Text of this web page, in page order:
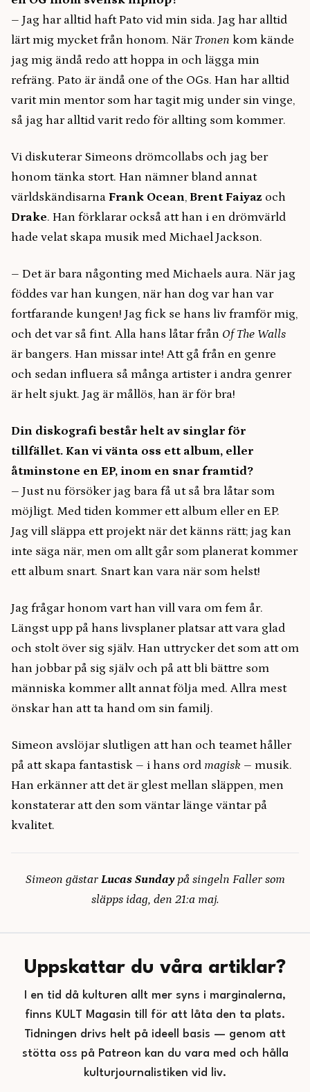
– Jag har alltid haft Pato vid min sida. Jag har alltid
lärt mig mycket från honom. När Tronen kom kände
jag mig ändå redo att hoppa in och lägga min
refräng. Pato är ändå one of the OGs. Han har alltid
varit min mentor som har tagit mig under sin vinge,
så jag har alltid varit redo för allting som kommer.
Vi diskuterar Simeons drömcollabs och jag ber
honom tänka stort. Han nämner bland annat
världskändisarna Frank Ocean, Brent Faiyaz och
Drake. Han förklarar också att han i en drömvärld
hade velat skapa musik med Michael Jackson.
– Det är bara någonting med Michaels aura. När jag
föddes var han kungen, när han dog var han var
fortfarande kungen! Jag fick se hans liv framför mig,
och det var så fint. Alla hans låtar från Of The Walls
är bangers. Han missar inte! Att gå från en genre
och sedan influera så många artister i andra genrer
är helt sjukt. Jag är mållös, han är för bra!
Din diskografi består helt av singlar för
tillfället. Kan vi vänta oss ett album, eller
åtminstone en EP, inom en snar framtid?
– Just nu försöker jag bara få ut så bra låtar som
möjligt. Med tiden kommer ett album eller en EP.
Jag vill släppa ett projekt när det känns rätt; jag kan
inte säga när, men om allt går som planerat kommer
ett album snart. Snart kan vara när som helst!
Jag frågar honom vart han vill vara om fem år.
Längst upp på hans livsplaner platsar att vara glad
och stolt över sig själv. Han uttrycker det som att om
han jobbar på sig själv och på att bli bättre som
människa kommer allt annat följa med. Allra mest
önskar han att ta hand om sin familj.
Simeon avslöjar slutligen att han och teamet håller
på att skapa fantastisk – i hans ord magisk – musik.
Han erkänner att det är glest mellan släppen, men
konstaterar att den som väntar länge väntar på
kvalitet.
Simeon gästar Lucas Sundaypå singeln Faller som
släpps idag, den 21:a maj.
Uppskattar du våra artiklar?
I en tid då kulturen allt mer syns i marginalerna,
finns KULT Magasin till för att låta den ta plats.
Tidningen drivs helt på ideell basis — genom att
stötta oss på Patreon kan du vara med och hålla
kulturjournalistiken vid liv.